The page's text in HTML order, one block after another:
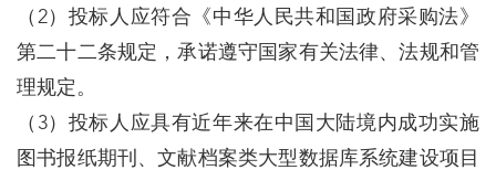
（2）投标人应符合《中华人民共和国政府采购法》
第二十二条规定，承诺遵守国家有关法律、法规和管
理规定。
（3）投标人应具有近年来在中国大陆境内成功实施
图书报纸期刊、文献档案类大型数据库系统建设项目